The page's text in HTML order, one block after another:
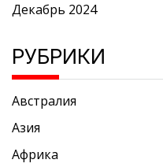
Декабрь 2024
РУБРИКИ
Австралия
Азия
Африка